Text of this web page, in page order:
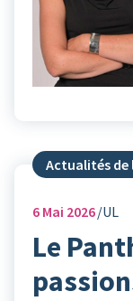
Actualités
6 Mai 2026 UL
Le